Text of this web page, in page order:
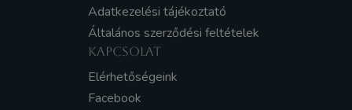
Adatkezelési tájékoztató
Általános szerződési feltételek
KAPCSOLAT
Elérhetőségeink
Facebook